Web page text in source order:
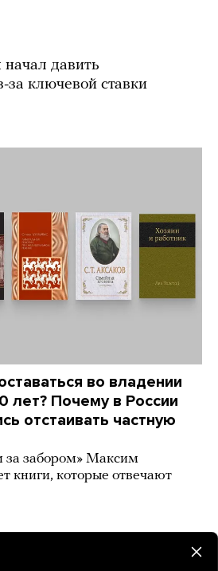
давить
за ключевой ставки
во владении
лет? Почему в России
отстаивать частную
за забором» Максим
книги, которые отвечают